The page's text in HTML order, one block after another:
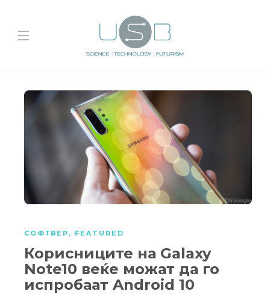
СОФТВЕР , FEATURED
Корисниците на Galaxy
Note10 веќе можат да го
испробаат Android 10